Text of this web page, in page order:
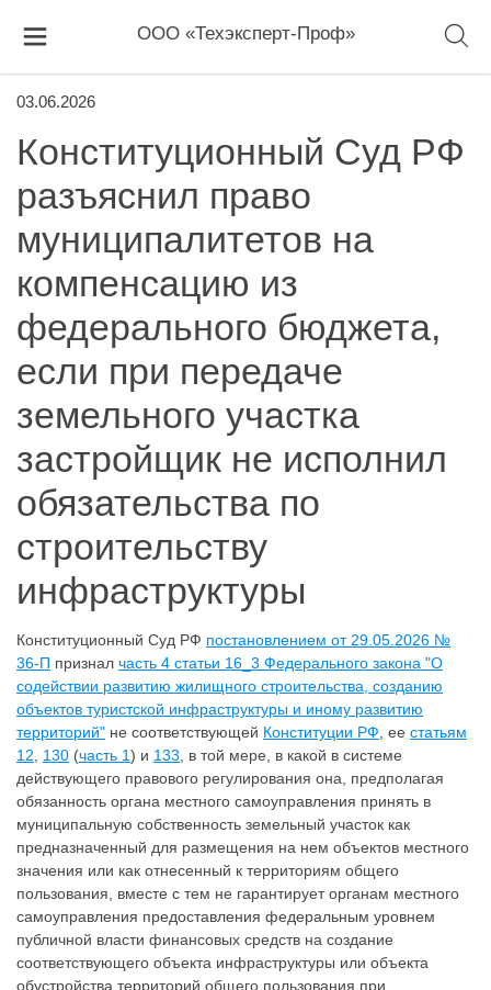
ООО «Техэксперт-Проф»
03.06.2026
Конституционный Суд РФ
разъяснил право
муниципалитетов на
компенсацию из
федерального бюджета,
если при передаче
земельного участка
застройщик не исполнил
обязательства по
строительству
инфраструктуры
Конституционный Суд РФ постановлением от 29.05.2026 №
36-П признал часть 4 статьи 16_3 Федерального закона "О
содействии развитию жилищного строительства, созданию
объектов туристской инфраструктуры и иному развитию
территорий" не соответствующей Конституции РФ , ее статьям
12
130 (часть 1) и 133 , в той мере, в какой в системе
действующего правового регулирования она, предполагая
обязанность органа местного самоуправления принять в
муниципальную собственность земельный участок как
предназначенный для размещения на нем объектов местного
значения или как отнесенный к территориям общего
пользования, вместе с тем не гарантирует органам местного
самоуправления предоставления федеральным уровнем
публичной власти финансовых средств на создание
соответствующего объекта инфраструктуры или объекта
обустройства территорий общего пользования при